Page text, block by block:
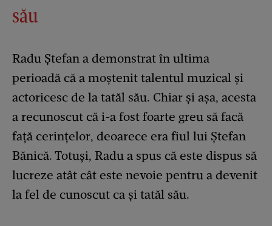
său
Radu Ștefan a demonstrat în ultima
perioadă că a moștenit talentul muzical și
actoricesc de la tatăl său. Chiar și așa, acesta
a recunoscut că i-a fost foarte greu să facă
față cerințelor, deoarece era fiul lui Ștefan
Bănică. Totuși, Radu a spus că este dispus să
lucreze atât cât este nevoie pentru a devenit
la fel de cunoscut ca și tatăl său.